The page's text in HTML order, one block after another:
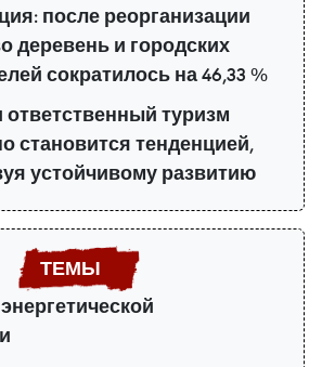
после реорганизации
деревень и городских
сократилось на 46,33 %
туризм
становится тенденцией,
устойчивому развитию